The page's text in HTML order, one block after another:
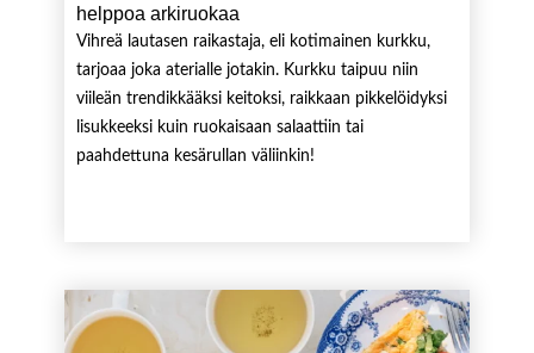
helppoa arkiruokaa
Vihreä lautasen raikastaja, eli kotimainen kurkku,
tarjoaa joka aterialle jotakin. Kurkku taipuu niin
viileän trendikkääksi keitoksi, raikkaan pikkelöidyksi
lisukkeeksi kuin ruokaisaan salaattiin tai
paahdettuna kesärullan väliinkin!